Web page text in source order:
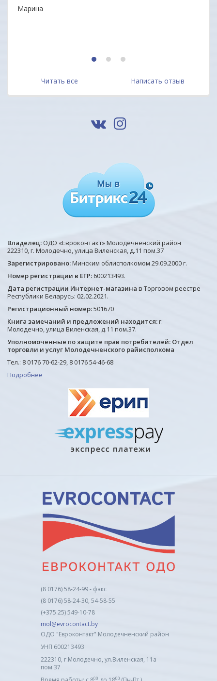
Марина
1 2 3
Читать все Написать отзыв
Владелец:ОДО «Евроконтакт» Молодечненский район
222310, г. Молодечно, улица Виленская, д.11 пом.37
Зарегистрировано:Минским облисполкомом 29.09.2000 г.
Номер регистрации в ЕГР: 600213493.
Дата регистрации Интернет-магазина в Торговом реестре
Республики Беларусь: 02.02.2021.
Регистрационный номер:501670
Книга замечаний и предложений находится:г.
Молодечно, улица Виленская, д.11 пом.37.
Уполномоченные по защите прав потребителей: Отдел
торговли и услуг Молодечненского райисполкома
Тел.: 8 0176 70-62-29, 8 0176 54-46-68
Подробнее
(8 0176) 58-24-99 - факс
(8 0176) 58-24-30, 54-58-55
(+375 25) 549-10-78
mol@evrocontact.by
ОДО "Евроконтакт" Молодечненский район
УНП 600213493
222310, г.Молодечно, ул.Виленская, 11а
пом.37
00 00